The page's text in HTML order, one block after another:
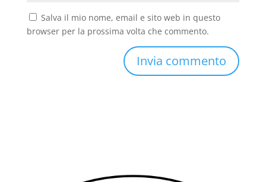
Salva il mio nome, email e sito web in questo
browser per la prossima volta che commento.